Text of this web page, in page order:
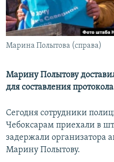
СОЦИАЛЬНЫЕ СЕТИ
Все сайты РСЕ/РС
Марина Полытова (справа)
Марину Полытову
для составления
Сегодня сотрудники
Чебоксарам приехали в
задержали организатора
Марину Полытову.